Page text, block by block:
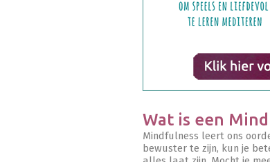
Wat is een
Mindfulness leert ons
bewuster te zijn, kun je